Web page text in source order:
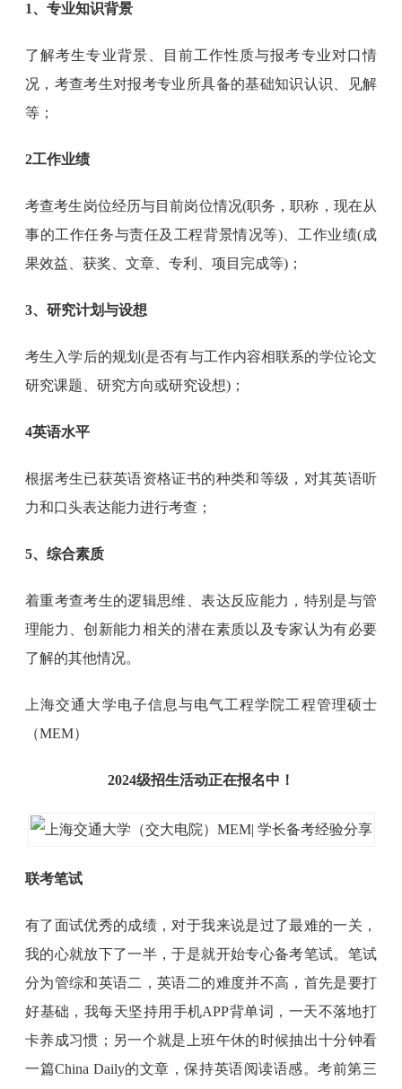
1、专业知识背景
了解考生专业背景、目前工作性质与报考专业对口情
况，考查考生对报考专业所具备的基础知识认识、见解
等；
2工作业绩
考查考生岗位经历与目前岗位情况(职务，职称，现在从
事的工作任务与责任及工程背景情况等)、工作业绩(成
果效益、获奖、文章、专利、项目完成等)；
3、研究计划与设想
考生入学后的规划(是否有与工作内容相联系的学位论文
研究课题、研究方向或研究设想)；
4英语水平
根据考生已获英语资格证书的种类和等级，对其英语听
力和口头表达能力进行考查；
5、综合素质
着重考查考生的逻辑思维、表达反应能力，特别是与管
理能力、创新能力相关的潜在素质以及专家认为有必要
了解的其他情况。
上海交通大学电子信息与电气工程学院工程管理硕士
（MEM）
2024级招生活动正在报名中！
联考笔试
有了面试优秀的成绩，对于我来说是过了最难的一关，
我的心就放下了一半，于是就开始专心备考笔试。笔试
分为管综和英语二，英语二的难度并不高，首先是要打
好基础，我每天坚持用手机APP背单词，一天不落地打
卡养成习惯；另一个就是上班午休的时候抽出十分钟看
一篇China Daily的文章，保持英语阅读语感。考前第三